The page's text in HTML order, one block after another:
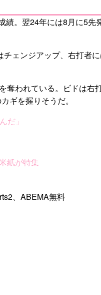
。翌24年には8月に5先
ェンジアップ、右打者
奪われている。ビドは右
ギを握りそうだ。
だ」
紙が特集
、ABEMA無料